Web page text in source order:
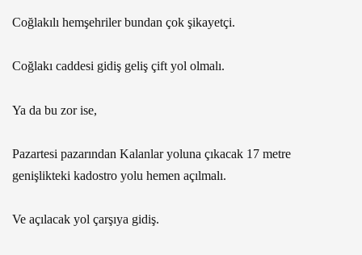
Coğlakılı hemşehriler bundan çok şikayetçi.
Coğlakı caddesi gidiş geliş çift yol olmalı.
Ya da bu zor ise,
Pazartesi pazarından Kalanlar yoluna çıkacak 17 metre
genişlikteki kadostro yolu hemen açılmalı.
Ve açılacak yol çarşıya gidiş.